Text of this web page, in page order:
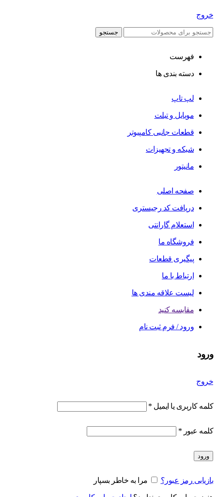
خروج
جستجو
فهرست
دسته بندی ها
لپ تاپ
موبایل و تبلت
قطعات جانبی کامپیوتر
شبکه و تجهیزات
مانیتور
صفحه اصلی
دریافت کد رجیستری
استعلام گارانتی
فروشگاه ما
پیگیری قطعات
ارتباط با ما
لیست علاقه مندی ها
مقایسه کنید
ورود / فرم ثبت نام
ورود
خروج
کلمه کاربری یا ایمیل *
کلمه عبور *
ورود
بازیابی رمز عبور؟ مرا به خاطر بسپار